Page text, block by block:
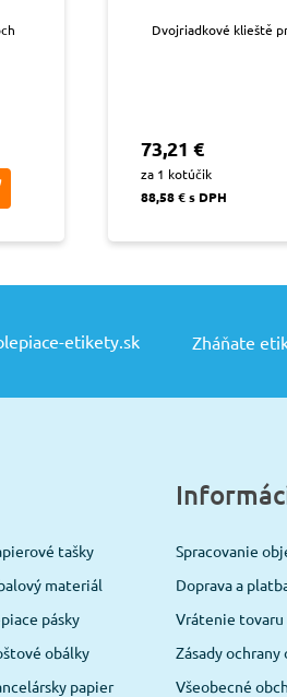
Dvojriadkové klieště
73,21 €
za 1 kotúčik
88,58 € s DPH
etikety.sk Zháňate
tašky
materiál
pásky
obálky
papier
Spracovanie
Doprava a
Vrátenie tovaru
Zásady
Všeobecné